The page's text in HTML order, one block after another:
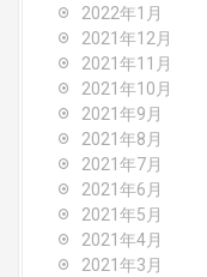
2022年1月
2021年12月
2021年11月
2021年10月
2021年9月
2021年8月
2021年7月
2021年6月
2021年5月
2021年4月
2021年3月